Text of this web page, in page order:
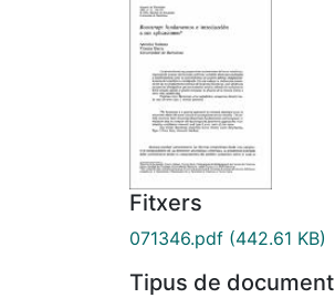
Fitxers
071346.pdf (442.61 KB)
Tipus de document